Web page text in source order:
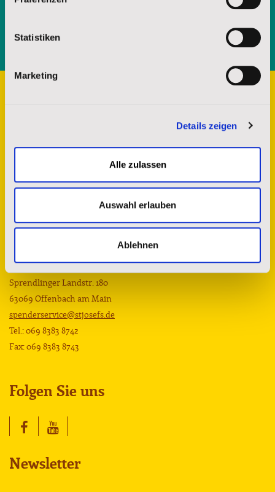
Statistiken
Marketing
Details zeigen
Alle zulassen
Auswahl erlauben
Ablehnen
Kontakt
Sprendlinger Landstr. 180
63069 Offenbach am Main
spenderservice@stjosefs.de
Tel.: 069 8383 8742
Fax: 069 8383 8743
Folgen Sie uns
Newsletter